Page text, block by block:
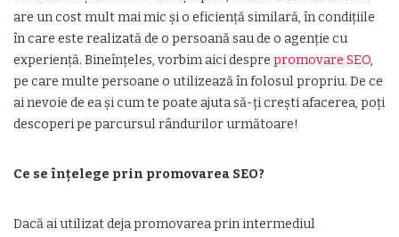
are un cost mult mai mic și o eficiență similară, în condițiile
în care este realizată de o persoană sau de o agenție cu
experiență. Bineînțeles, vorbim aici despre promovare SEO,
pe care multe persoane o utilizează în folosul propriu. De ce
ai nevoie de ea și cum te poate ajuta să-ți crești afacerea, poți
descoperi pe parcursul rândurilor următoare!
Ce se înțelege prin promovarea SEO?
Dacă ai utilizat deja promovarea prin intermediul